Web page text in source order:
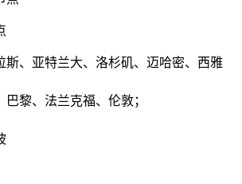
斯、亚特兰大、洛杉矶、迈哈密、西雅
巴黎、法兰克福、伦敦；